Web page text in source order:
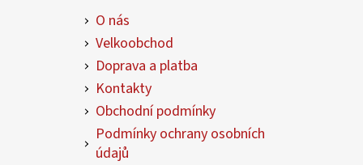
O nás
Velkoobchod
Doprava a platba
Kontakty
Obchodní podmínky
Podmínky ochrany osobních
údajů